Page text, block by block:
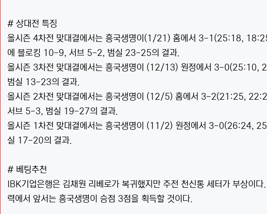
# 상대전 특징
올시즌 4차전 맞대결에서는 흥국생명이(1/21) 홈에서 3-1(25:18,
에 블로킹 10-9, 서브 5-2, 범실 23-25의 결과.
올시즌 3차전 맞대결에서는 흥국생명이 (12/13) 원정에서 3-
범실 13-23의 결과.
올시즌 2차전 맞대결에서는 흥국생명이 (12/5) 홈에서 3-2(21:25,
서브 5-3, 범실 19-27의 결과.
올시즌 1차전 맞대결에서는 흥국생명이 (11/2) 원정에서 3-0(26:24,
실 17-20의 결과.
# 베팅추천
IBK기업은행은 김채원 리베로가 복귀했지만 주전 천신통 세터가 부상이
력에서 앞서는 흥국생명이 승점 3점을 획득할 것이다.